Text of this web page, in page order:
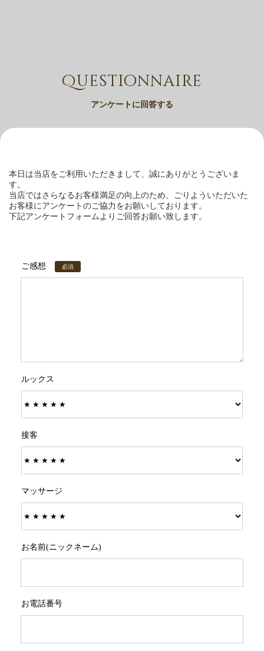
Questionnaire
アンケートに回答する
本日は当店をご利用いただきまして、誠にありがとうございま
す。
当店ではさらなるお客様満足の向上のため、ごりよういただいた
お客様にアンケートのご協力をお願いしております。
下記アンケートフォームよりご回答お願い致します。
ご感想 必須
ルックス
接客
マッサージ
お名前(ニックネーム)
お電話番号